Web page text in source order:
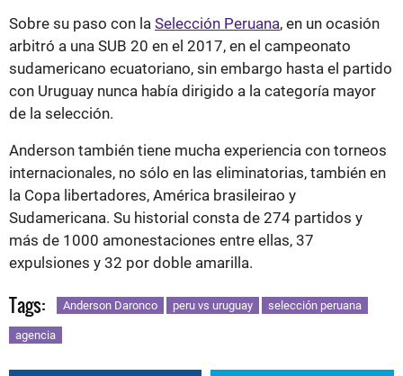
Sobre su paso con la Selección Peruana, en un ocasión
arbitró a una SUB 20 en el 2017, en el campeonato
sudamericano ecuatoriano, sin embargo hasta el partido
con Uruguay nunca había dirigido a la categoría mayor
de la selección.
Anderson también tiene mucha experiencia con torneos
internacionales, no sólo en las eliminatorias, también en
la Copa libertadores, América brasileirao y
Sudamericana. Su historial consta de 274 partidos y
más de 1000 amonestaciones entre ellas, 37
expulsiones y 32 por doble amarilla.
Tags: Anderson Daronco peru vs uruguay selección peruana
agencia